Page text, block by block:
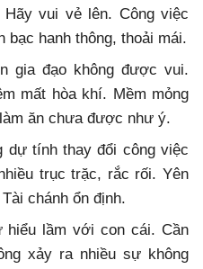
vui vẻ lên. Công việc
bạc hanh thông, thoải mái.
gia đạo không được vui.
mất hòa khí. Mềm mỏng
ăn chưa được như ý.
dự tính thay đổi công việc
trục trặc, rắc rối. Yên
chánh ổn định.
hiểu lầm với con cái. Cần
xảy ra nhiều sự không